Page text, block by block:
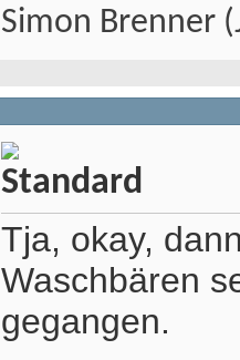
Simon Brenner
Tja, okay,
Waschbären
gegangen.